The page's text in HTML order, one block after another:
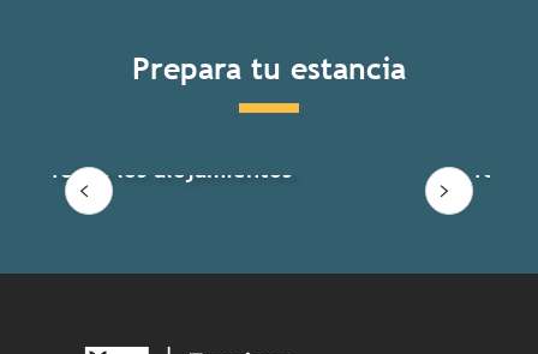
Prepara tu estancia
Todos los alojamientos